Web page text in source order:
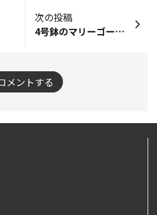
次の投稿
4号鉢のマリーゴールド咲く
メントする